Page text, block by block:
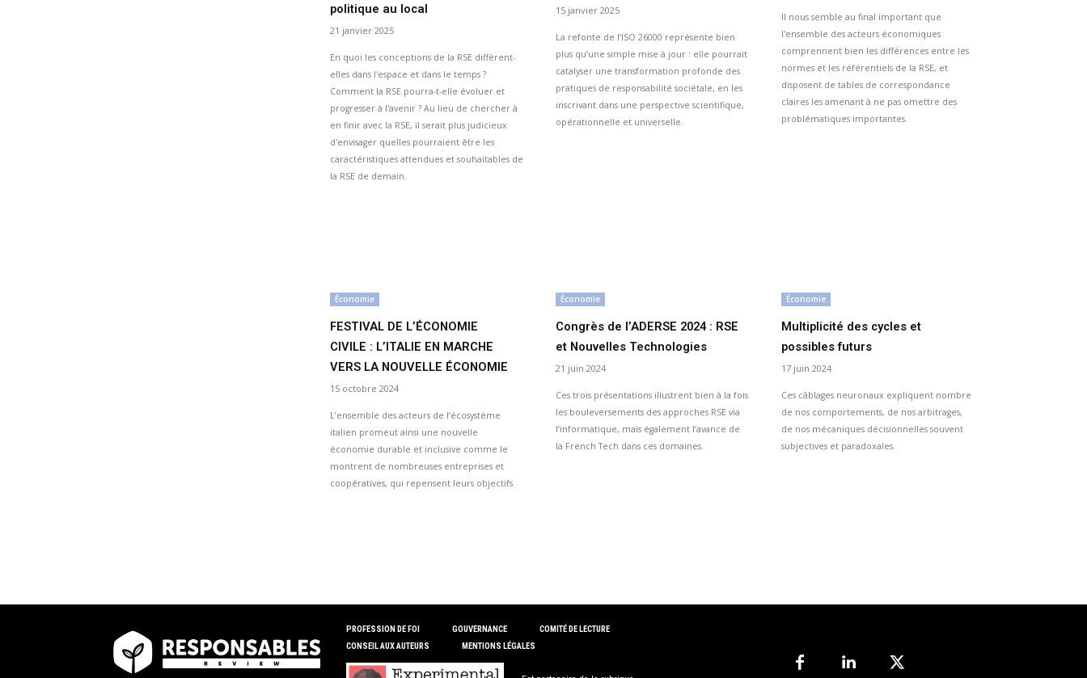
politique au local
21 janvier 2025
En quoi les conceptions de la RSE diffèrent-
elles dans l'espace et dans le temps ?
Comment la RSE pourra-t-elle évoluer et
progresser à l'avenir ? Au lieu de chercher à
en finir avec la RSE, il serait plus judicieux
d'envisager quelles pourraient être les
caractéristiques attendues et souhaitables de
la RSE de demain.
15 janvier 2025
La refonte de l’ISO 26000 représente bien
plus qu’une simple mise à jour : elle pourrait
catalyser une transformation profonde des
pratiques de responsabilité sociétale, en les
inscrivant dans une perspective scientifique,
opérationnelle et universelle.
Il nous semble au final important que
l'ensemble des acteurs économiques
comprennent bien les différences entre les
normes et les référentiels de la RSE, et
disposent de tables de correspondance
claires les amenant à ne pas omettre des
problématiques importantes.
Économie
FESTIVAL DE L’ÉCONOMIE
CIVILE : L’ITALIE EN MARCHE
VERS LA NOUVELLE ÉCONOMIE
15 octobre 2024
L’ensemble des acteurs de l’écosystème
italien promeut ainsi une nouvelle
économie durable et inclusive comme le
montrent de nombreuses entreprises et
coopératives, qui repensent leurs objectifs
Économie
Congrès de l’ADERSE 2024 : RSE
et Nouvelles Technologies
21 juin 2024
Ces trois présentations illustrent bien à la fois
les bouleversements des approches RSE via
l’informatique, mais également l’avance de
la French Tech dans ces domaines.
Économie
Multiplicité des cycles et
possibles futurs
17 juin 2024
Ces câblages neuronaux expliquent nombre
de nos comportements, de nos arbitrages,
de nos mécaniques décisionnelles souvent
subjectives et paradoxales.
PROFESSION DE FOI GOUVERNANCE
COMITÉ DE LECTURE
CONSEIL AUX AUTEURS
MENTIONS LÉGALES